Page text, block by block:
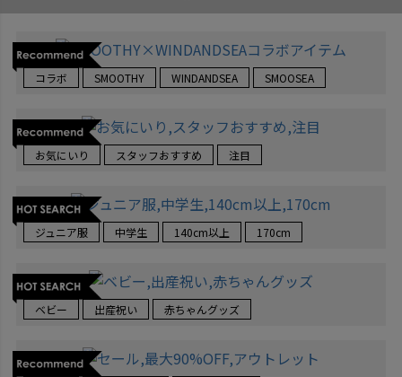
コラボ SMOOTHY WINDANDSEA SMOOSEA
お気にいり スタッフおすすめ 注目
ジュニア服 中学生 140cm以上 170cm
ベビー 出産祝い 赤ちゃんグッズ